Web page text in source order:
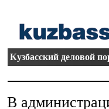
Кузбасский деловой
В